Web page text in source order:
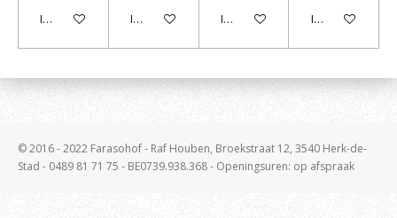
In winkelwagen In winkelwagen In winkelwagen In winkelwagen
© 2016 - 2022 Farasohof - Raf Houben, Broekstraat 12, 3540 Herk-de-
Stad - 0489 81 71 75 - BE0739.938.368 - Openingsuren: op afspraak